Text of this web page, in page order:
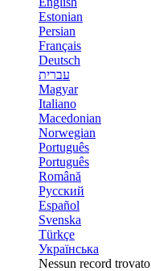
Estonian
Persian
Français
Deutsch
עברית
Magyar
Italiano
Macedonian
Norwegian
Português
Português
Română
Русский
Español
Svenska
Türkçe
Українська
Nessun record trovato